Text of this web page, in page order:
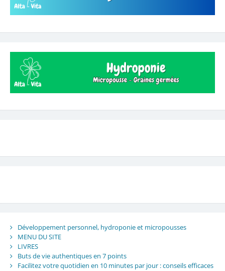
Développement personnel, hydroponie et micropousses
MENU DU SITE
LIVRES
Buts de vie authentiques en 7 points
Facilitez votre quotidien en 10 minutes par jour : conseils efficaces